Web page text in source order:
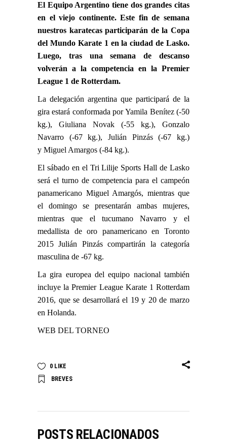
El Equipo Argentino tiene dos grandes citas
en el viejo continente. Este fin de semana
nuestros karatecas participarán de la Copa
del Mundo Karate 1 en la ciudad de Lasko.
Luego, tras una semana de descanso
volverán a la competencia en la Premier
League 1 de Rotterdam.
La delegación argentina que participará de la
gira estará conformada porYamila Benítez(-50
kg.), Giuliana Novak (-55 kg.), Gonzalo
Navarro (-67 kg.), Julián Pinzás(-67 kg.)
y Miguel Amargos (-84 kg.).
El sábado en el Tri Lilije Sports Hall de Lasko
será el turno de competencia para el campeón
panamericano Miguel Amargós, mientras que
el domingo se presentarán ambas mujeres,
mientras que el tucumano Navarro y el
medallista de oro panamericano en Toronto
2015 Julián Pinzás compartirán la categoría
masculina de -67 kg.
La gira europea del equipo nacional también
incluye la Premier League Karate 1 Rotterdam
2016, que se desarrollará el 19 y 20 de marzo
en Holanda.
WEB DEL TORNEO
0 LIKE
BREVES
POSTS RELACIONADOS